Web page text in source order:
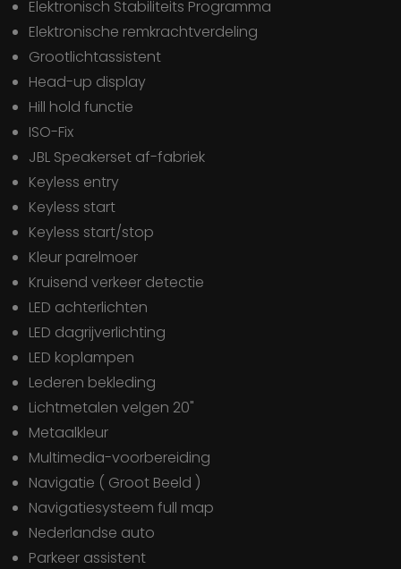
Elektronisch Stabiliteits Programma
Elektronische remkrachtverdeling
Grootlichtassistent
Head-up display
Hill hold functie
ISO-Fix
JBL Speakerset af-fabriek
Keyless entry
Keyless start
Keyless start/stop
Kleur parelmoer
Kruisend verkeer detectie
LED achterlichten
LED dagrijverlichting
LED koplampen
Lederen bekleding
Lichtmetalen velgen 20"
Metaalkleur
Multimedia-voorbereiding
Navigatie ( Groot Beeld )
Navigatiesysteem full map
Nederlandse auto
Parkeer assistent